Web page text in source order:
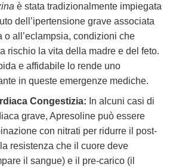
è stata tradizionalmente impiegata
dell’ipertensione grave associata
o all’eclampsia, condizioni che
rischio la vita della madre e del feto.
e affidabile lo rende uno
in queste emergenze mediche.
Congestizia: In alcuni casi di
grave, Apresoline può essere
con nitrati per ridurre il post-
resistenza che il cuore deve
il sangue) e il pre-carico (il